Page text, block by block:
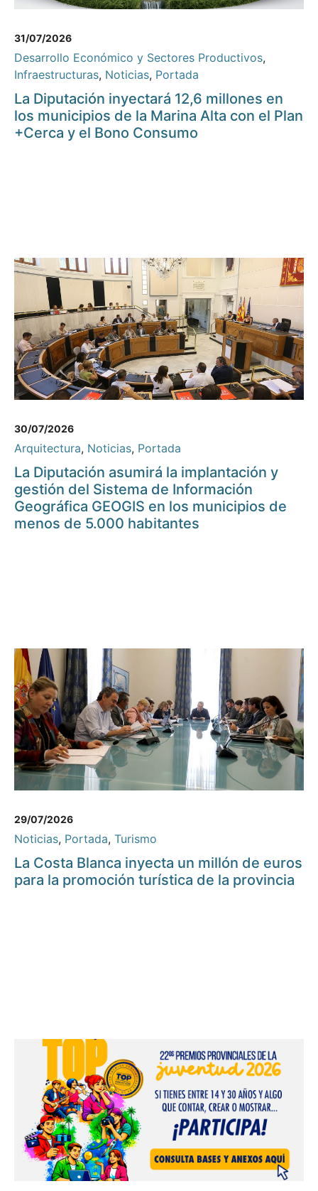
31/07/2026
Desarrollo Económico y Sectores Productivos,
Infraestructuras, Noticias, Portada
La Diputación inyectará 12,6 millones en
los municipios de la Marina Alta con el Plan
+Cerca y el Bono Consumo
30/07/2026
Arquitectura, Noticias, Portada
La Diputación asumirá la implantación y
gestión del Sistema de Información
Geográfica GEOGIS en los municipios de
menos de 5.000 habitantes
29/07/2026
Noticias, Portada, Turismo
La Costa Blanca inyecta un millón de euros
para la promoción turística de la provincia